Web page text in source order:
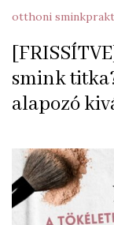
otthoni
smink
alapozó